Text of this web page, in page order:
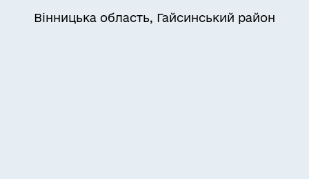
Вінницька область, Гайсинський район